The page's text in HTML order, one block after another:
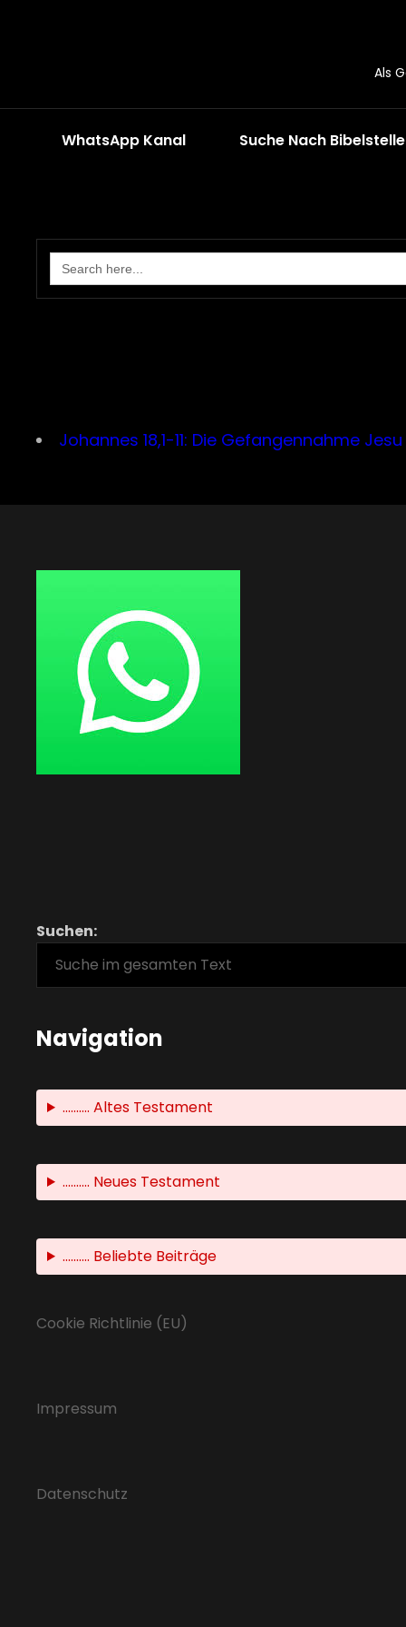
Als
WhatsApp Kanal Suche Nach
Search
for:
Johannes 18,1-11: Die Gefangennahme Jesu
Suchen:
Navigation
.......... Altes Testament
.......... Neues Testament
.......... Beliebte Beiträge
Cookie Richtlinie (EU)
Impressum
Datenschutz